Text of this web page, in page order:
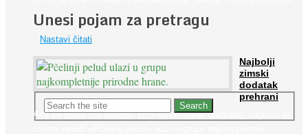
...
Nastavi čitati
Najbolji
zimski
dodatak
prehrani
Ako se pitate što nabaviti zimi kao dodatak prehrane, odgovor je:
Unesi pojam za pretragu